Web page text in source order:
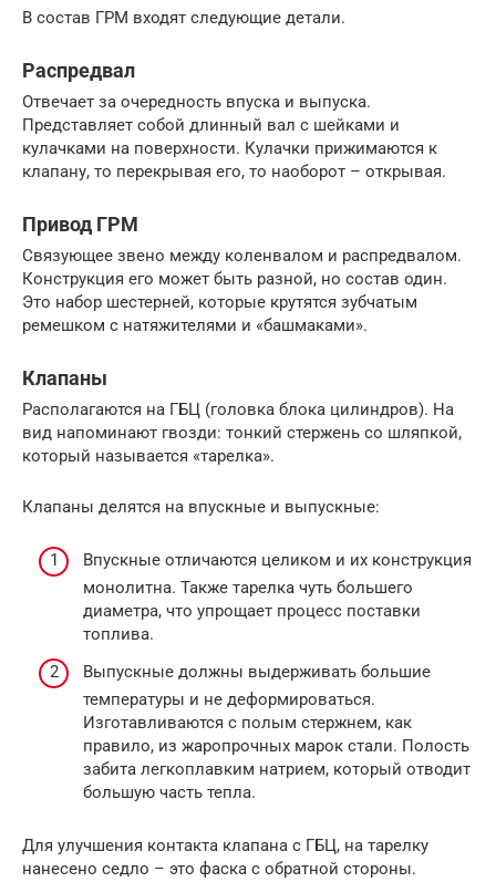
В состав ГРМ входят следующие детали.
Распредвал
Отвечает за очередность впуска и выпуска.
Представляет собой длинный вал с шейками и
кулачками на поверхности. Кулачки прижимаются к
клапану, то перекрывая его, то наоборот – открывая.
Привод ГРМ
Связующее звено между коленвалом и распредвалом.
Конструкция его может быть разной, но состав один.
Это набор шестерней, которые крутятся зубчатым
ремешком с натяжителями и «башмаками».
Клапаны
Располагаются на ГБЦ (головка блока цилиндров). На
вид напоминают гвозди: тонкий стержень со шляпкой,
который называется «тарелка».
Клапаны делятся на впускные и выпускные:
Впускные отличаются целиком и их конструкция
монолитна. Также тарелка чуть большего
диаметра, что упрощает процесс поставки
топлива.
Выпускные должны выдерживать большие
температуры и не деформироваться.
Изготавливаются с полым стержнем, как
правило, из жаропрочных марок стали. Полость
забита легкоплавким натрием, который отводит
большую часть тепла.
Для улучшения контакта клапана с ГБЦ, на тарелку
нанесено седло – это фаска с обратной стороны.